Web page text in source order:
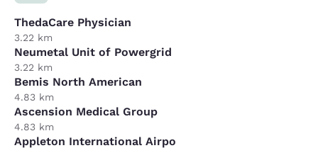
ThedaCare Physician
3.22 km
Neumetal Unit of Powergrid
3.22 km
Bemis North American
4.83 km
Ascension Medical Group
4.83 km
Appleton International Airpo